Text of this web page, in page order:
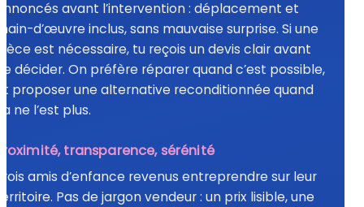
avant l’intervention : déplacement et
d’œuvre inclus, sans mauvaise surprise. Si une
est nécessaire, tu reçois un devis clair avant
décider. On préfère réparer quand c’est possible,
proposer une alternative reconditionnée quand
ne l’est plus.
transparence, sérénité
amis d’enfance revenus entreprendre sur leur
Pas de jargon vendeur : un prix lisible, une